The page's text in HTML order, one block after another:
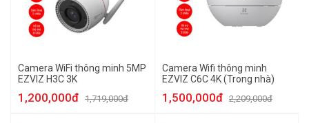
Camera WiFi thông minh 5MP
EZVIZ H3C 3K
1,200,000đ 1,719,000đ
Camera Wifi thông minh
EZVIZ C6C 4K (Trong nhà)
1,500,000đ 2,209,000đ